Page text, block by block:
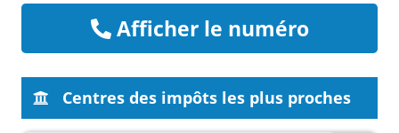
Afficher le numéro
Centres des impôts les plus proches